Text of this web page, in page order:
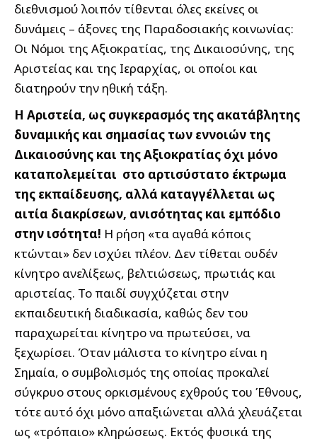
διεθνισμού λοιπόν τίθενται όλες εκείνες οι
δυνάμεις – άξονες της Παραδοσιακής κοινωνίας:
Οι Νόμοι της Αξιοκρατίας, της Δικαιοσύνης, της
Αριστείας και της Ιεραρχίας, οι οποίοι και
διατηρούν την ηθική τάξη.
Η Αριστεία, ως συγκερασμός της ακατάβλητης
δυναμικής και σημασίας των εννοιών της
Δικαιοσύνης και της Αξιοκρατίας όχι μόνο
καταπολεμείται στο αρτισύστατο έκτρωμα
της εκπαίδευσης, αλλά καταγγέλλεται ως
αιτία διακρίσεων, ανισότητας και εμπόδιο
στην ισότητα! Η ρήση «τα αγαθά κόποις
κτώνται» δεν ισχύει πλέον. Δεν τίθεται ουδέν
κίνητρο ανελίξεως, βελτιώσεως, πρωτιάς και
αριστείας. Το παιδί συγχύζεται στην
εκπαιδευτική διαδικασία, καθώς δεν του
παραχωρείται κίνητρο να πρωτεύσει, να
ξεχωρίσει. Όταν μάλιστα το κίνητρο είναι η
Σημαία, ο συμβολισμός της οποίας προκαλεί
σύγκρυο στους ορκισμένους εχθρούς του Έθνους,
τότε αυτό όχι μόνο απαξιώνεται αλλά χλευάζεται
ως «τρόπαιο» κληρώσεως. Εκτός φυσικά της